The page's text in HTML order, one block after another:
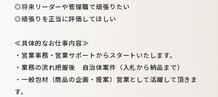
◎将来リーダーや管理職で頑張りたい
◎頑張りを正当に評価してほしい
≪具体的なお仕事内容≫
・営業事務・営業サポートからスタートいたします。
・業務の流れ把握後 自治体案件（入札から納品まで）
・一般包材（商品の企画・提案）営業として活躍して頂きま
す。